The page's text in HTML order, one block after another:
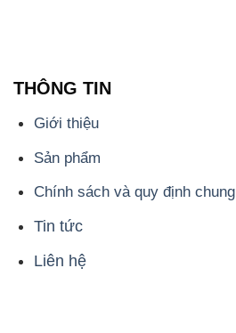
THÔNG TIN
Giới thiệu
Sản phẩm
Chính sách và quy định chung
Tin tức
Liên hệ